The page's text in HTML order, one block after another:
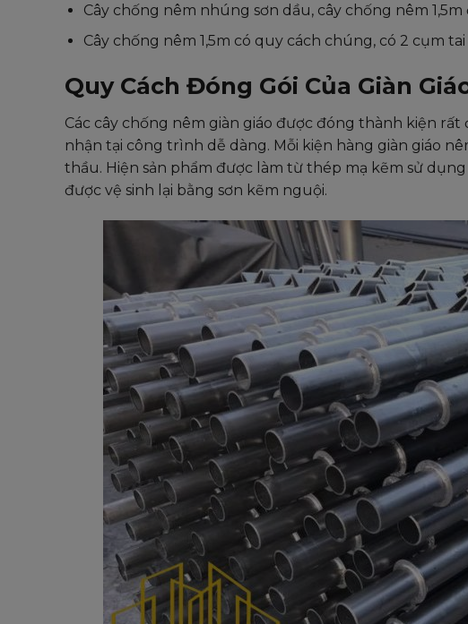
Cây chống nêm nhúng sơn dầu, cây chống nêm
Cây chống nêm 1,5m có quy cách chúng, có 2 cụm
Quy Cách Đóng Gói Của Giàn
Các cây chống nêm giàn giáo được đóng thành kiện
nhận tại công trình dễ dàng. Mỗi kiện hàng giàn giáo
thầu. Hiện sản phẩm được làm từ thép mạ kẽm sử
được vệ sinh lại bằng sơn kẽm nguội.